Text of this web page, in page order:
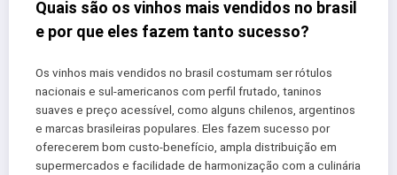
Quais são os vinhos mais vendidos no brasil
e por que eles fazem tanto sucesso?
Os vinhos mais vendidos no brasil costumam ser rótulos
nacionais e sul-americanos com perfil frutado, taninos
suaves e preço acessível, como alguns chilenos, argentinos
e marcas brasileiras populares. Eles fazem sucesso por
oferecerem bom custo-benefício, ampla distribuição em
supermercados e facilidade de harmonização com a culinária